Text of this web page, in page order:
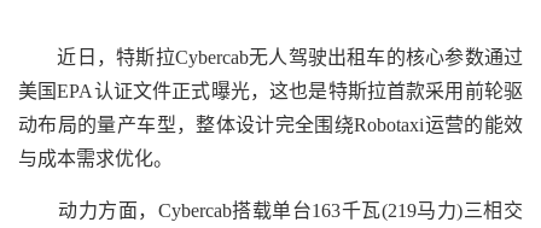
近日，特斯拉Cybercab无人驾驶出租车的核心参数通过
美国EPA认证文件正式曝光，这也是特斯拉首款采用前轮驱
动布局的量产车型，整体设计完全围绕Robotaxi运营的能效
与成本需求优化。
动力方面，Cybercab搭载单台163千瓦(219马力)三相交